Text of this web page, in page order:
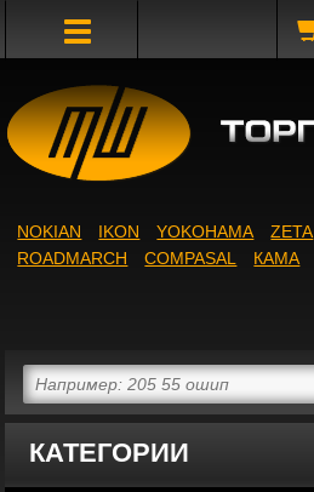
КАТЕГОРИИ
NOKIAN IKON YOKOHAMA ZETA
ROADMARCH
COMPASAL КАМА